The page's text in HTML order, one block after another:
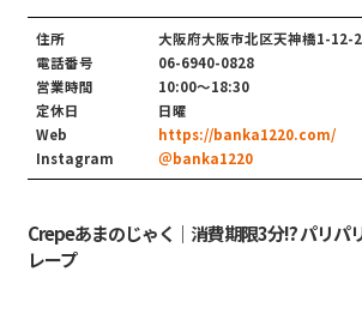
住所
大阪府大阪市北区天神橋1-12-
電話番号
06-6940-0828
営業時間
10:00～18:30
定休日
日曜
Web
https://banka1220.com/
Instagram
＠banka1220
Crepeあまのじゃく｜消費期限3分!? パリパ
レープ